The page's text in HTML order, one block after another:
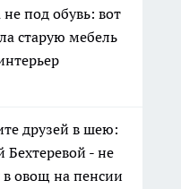
не под обувь: вот
старую мебель
друзей в шею:
Бехтеревой - не
в овощ на пенсии